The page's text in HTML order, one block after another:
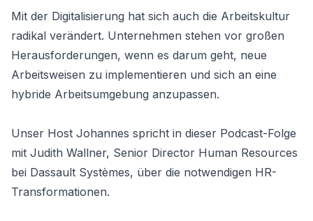
Mit der Digitalisierung hat sich auch die Arbeitskultur
radikal verändert. Unternehmen stehen vor großen
Herausforderungen, wenn es darum geht, neue
Arbeitsweisen zu implementieren und sich an eine
hybride Arbeitsumgebung anzupassen.
Unser Host Johannes spricht in dieser Podcast-Folge
mit Judith Wallner, Senior Director Human Resources
bei Dassault Systèmes, über die notwendigen HR-
Transformationen.